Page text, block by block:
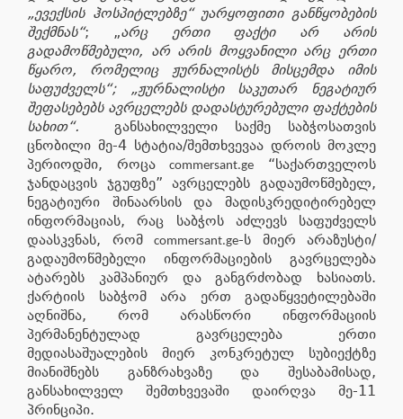
„ევექსის ჰოსპიტლებზე“ უარყოფითი განწყობების
შექმნას“; „არც ერთი ფაქტი არ არის
გადამოწმებული, არ არის მოყვანილი არც ერთი
წყარო, რომელიც ჟურნალისტს მისცემდა იმის
საფუძველს“; „ჟურნალისტი საკუთარ ნეგატიურ
შეფასებებს ავრცელებს დადასტურებული ფაქტების
სახით“. განსახილველი საქმე საბჭოსათვის
ცნობილი მე-4 სტატია/შემთხვევაა დროის მოკლე
პერიოდში, როცაcommersant.ge
“საქართველოს
ჯანდაცვის ჯგუფზე” ავრცელებს გადაუმოწმებელ,
ნეგატიური შინაარსის და მადისკრედიტირებელ
ინფორმაციას, რაც საბჭოს აძლევს საფუძველს
დაასკვნას, რომ
commersant.ge-ს მიერ არაზუსტი/
გადაუმოწმებელი ინფორმაციების გავრცელება
ატარებს კამპანიურ და განგრძობად ხასიათს.
ქარტიის საბჭომ არა ერთ გადაწყვეტილებაში
აღნიშნა, რომ არასწორი ინფორმაციის
პერმანენტულად გავრცელება ერთი
მედიასაშუალების მიერ კონკრეტულ სუბიექტზე
მიანიშნებს განზრახვაზე და შესაბამისად,
განსახილველ შემთხვევაში დაირღვა მე-11
პრინციპი.